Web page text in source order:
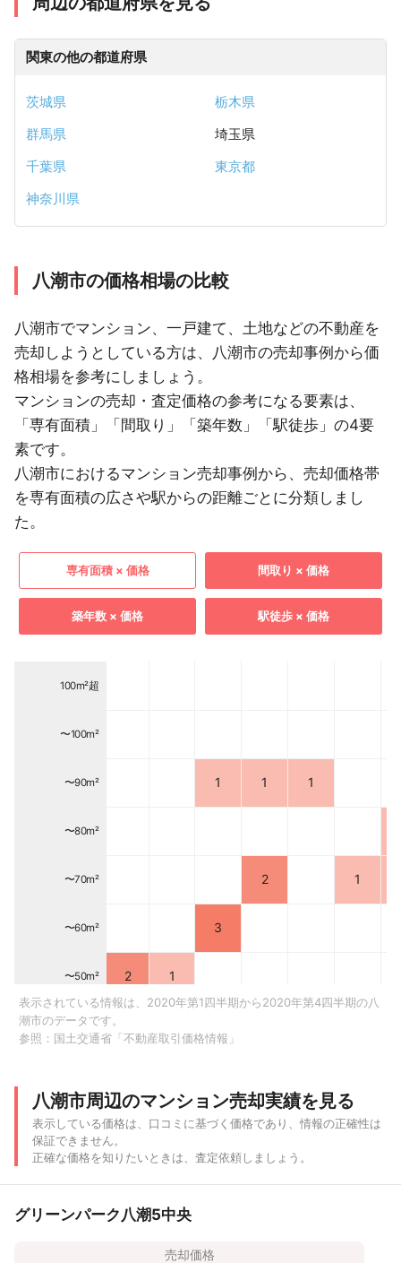
関東の他の都道府県
茨城県
栃木県
群馬県
埼玉県
千葉県
東京都
神奈川県
八潮市の価格相場の比較
八潮市でマンション、一戸建て、土地などの不動産を
売却しようとしている方は、八潮市の売却事例から価
格相場を参考にしましょう。
マンションの売却・査定価格の参考になる要素は、
「専有面積」「間取り」「築年数」「駅徒歩」の4要
素です。
八潮市におけるマンション売却事例から、売却価格帯
を専有面積の広さや駅からの距離ごとに分類しまし
た。
専有面積 × 価格 間取り × 価格
築年数 × 価格 駅徒歩 × 価格
100m²超
〜100m²
〜90m² 1 1 1
〜80m²
〜70m² 2 1
〜60m² 3
〜50m² 2 1
〜40m²
〜20m²
〜500 万 〜1,000
〜2,000
〜3,000
〜4,000
表示されている情報は、2020年第1四半期から2020年第4四半期の八
潮市のデータです。
参照： 国土交通省「不動産取引価格情報」
八潮市周辺のマンション売却実績を見る
表示している価格は、口コミに基づく価格であり、情報の正確性は
保証できません。
正確な価格を知りたいときは、査定依頼しましょう。
グリーンパーク八潮5中央
売却価格